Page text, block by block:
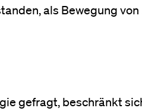
als Bewegung
gefragt, beschränkt